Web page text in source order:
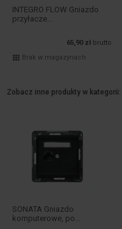
INTEGRO FLOW Gniazdo
przyłacze...
65,90 zł
brutto
Brak w magazynach
Zobacz inne produkty w kategorii:
SONATA Gniazdo
komputerowe, po...